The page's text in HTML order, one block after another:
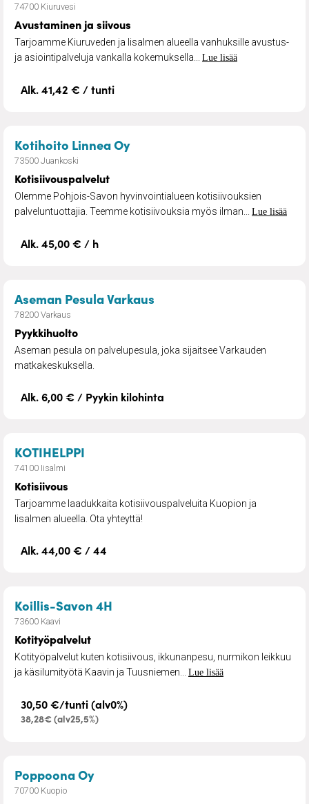
74700 Kiuruvesi
Avustaminen ja siivous
Tarjoamme Kiuruveden ja Iisalmen alueella vanhuksille avustus-
ja asiointipalveluja vankalla kokemuksella... Lue lisää
Alk. 41,42 € / tunti
Kotihoito Linnea Oy– Kotisiivouspalvelut
73500 Juankoski
Kotisiivouspalvelut
Olemme Pohjois-Savon hyvinvointialueen kotisiivouksien
palveluntuottajia. Teemme kotisiivouksia myös ilman... Lue lisää
Alk. 45,00 € / h
Aseman Pesula Varkaus
78200 Varkaus
Pyykkihuolto
Aseman pesula on palvelupesula, joka sijaitsee Varkauden
matkakeskuksella.
Alk. 6,00 € / Pyykin kilohinta
KOTIHELPPI
74100 Iisalmi
Kotisiivous
Tarjoamme laadukkaita kotisiivouspalveluita Kuopion ja
Iisalmen alueella. Ota yhteyttä!
Alk. 44,00 € / 44
Koillis-Savon 4H
73600 Kaavi
Kotityöpalvelut
Kotityöpalvelut kuten kotisiivous, ikkunanpesu, nurmikon leikkuu
ja käsilumityötä Kaavin ja Tuusniemen... Lue lisää
30,50 €/tunti (alv0%)
38,28€ (alv25,5%)
Poppoona Oy– Lämmin ja luotettava apu kotiin
70700 Kuopio